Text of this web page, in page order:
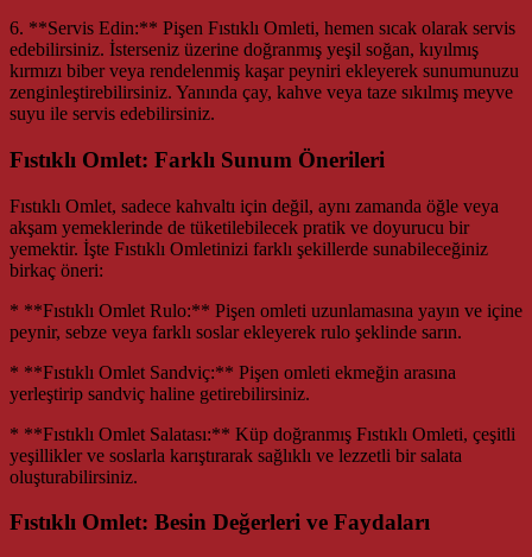
6. **Servis Edin:** Pişen Fıstıklı Omleti, hemen sıcak olarak servis
edebilirsiniz. İsterseniz üzerine doğranmış yeşil soğan, kıyılmış
kırmızı biber veya rendelenmiş kaşar peyniri ekleyerek sunumunuzu
zenginleştirebilirsiniz. Yanında çay, kahve veya taze sıkılmış meyve
suyu ile servis edebilirsiniz.
Fıstıklı Omlet: Farklı Sunum Önerileri
Fıstıklı Omlet, sadece kahvaltı için değil, aynı zamanda öğle veya
akşam yemeklerinde de tüketilebilecek pratik ve doyurucu bir
yemektir. İşte Fıstıklı Omletinizi farklı şekillerde sunabileceğiniz
birkaç öneri:
* **Fıstıklı Omlet Rulo:** Pişen omleti uzunlamasına yayın ve içine
peynir, sebze veya farklı soslar ekleyerek rulo şeklinde sarın.
* **Fıstıklı Omlet Sandviç:** Pişen omleti ekmeğin arasına
yerleştirip sandviç haline getirebilirsiniz.
* **Fıstıklı Omlet Salatası:** Küp doğranmış Fıstıklı Omleti, çeşitli
yeşillikler ve soslarla karıştırarak sağlıklı ve lezzetli bir salata
oluşturabilirsiniz.
Fıstıklı Omlet: Besin Değerleri ve Faydaları